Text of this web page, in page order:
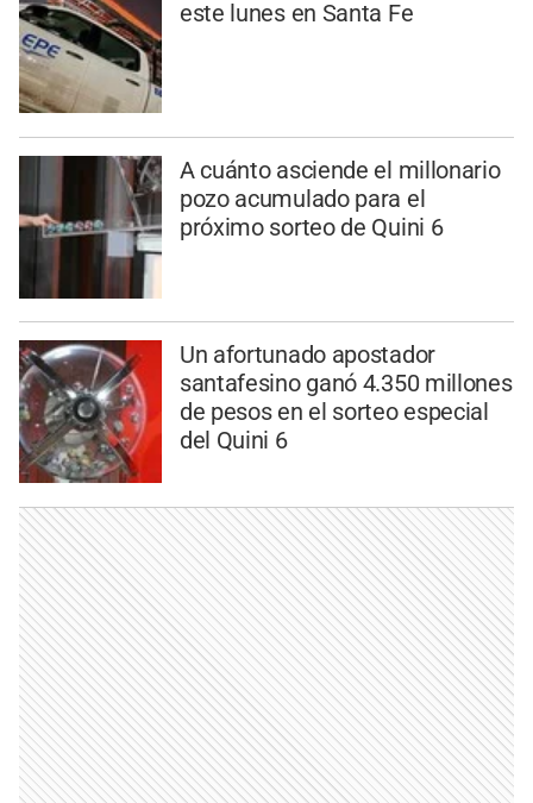
este lunes en Santa Fe
A cuánto asciende el millonario
pozo acumulado para el
próximo sorteo de Quini 6
Un afortunado apostador
santafesino ganó 4.350 millones
de pesos en el sorteo especial
del Quini 6